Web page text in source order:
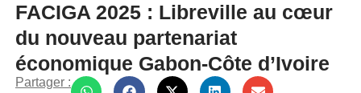
FACIGA 2025 : Libreville au cœur
du nouveau partenariat
économique Gabon-Côte d’Ivoire
Partager :